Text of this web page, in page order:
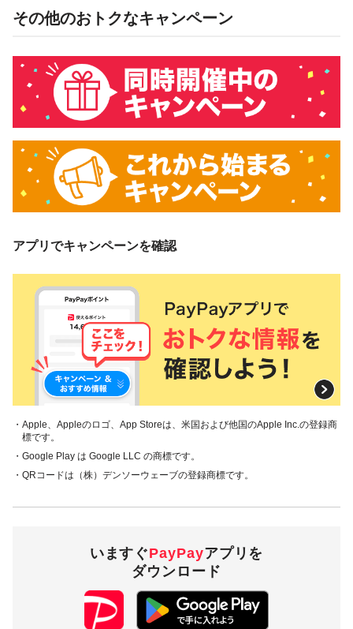
その他のおトクなキャンペーン
アプリでキャンペーンを確認
・Apple、Appleのロゴ、App Storeは、米国および他国のApple Inc.の登録商
標です。
・Google Play は Google LLC の商標です。
・QRコードは（株）デンソーウェーブの登録商標です。
いますぐPayPayアプリを
ダウンロード